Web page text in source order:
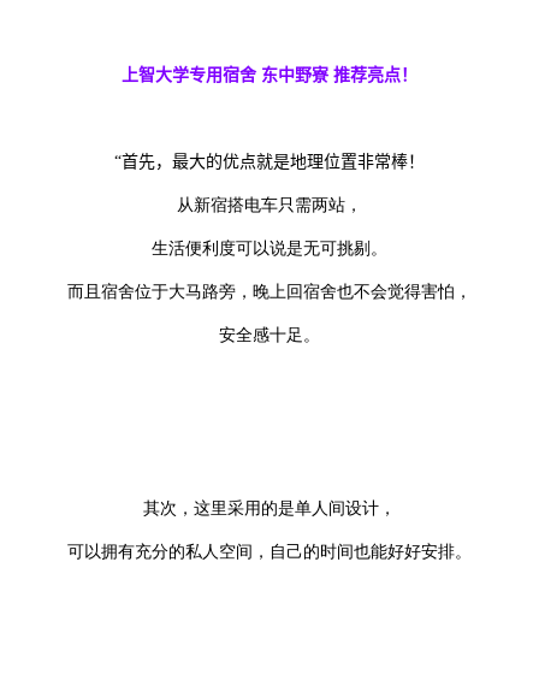
上智大学专用宿舍 东中野寮 推荐亮点！
“首先，最大的优点就是地理位置非常棒！
从新宿搭电车只需两站，
生活便利度可以说是无可挑剔。
而且宿舍位于大马路旁，晚上回宿舍也不会觉得害怕，
安全感十足。
其次，这里采用的是单人间设计，
可以拥有充分的私人空间，自己的时间也能好好安排。